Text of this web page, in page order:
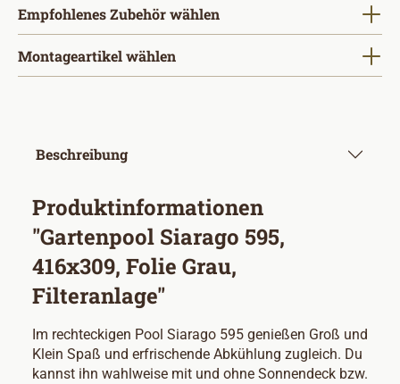
Empfohlenes Zubehör wählen
Montageartikel wählen
Beschreibung
Produktinformationen
"Gartenpool Siarago 595,
416x309, Folie Grau,
Filteranlage"
Im rechteckigen Pool Siarago 595 genießen Groß und
Klein Spaß und erfrischende Abkühlung zugleich. Du
kannst ihn wahlweise mit und ohne Sonnendeck bzw.